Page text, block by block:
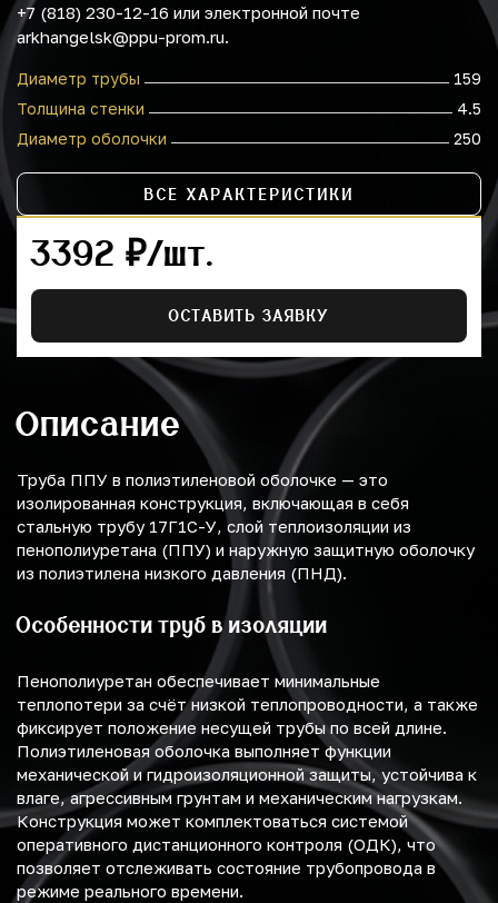
+7 (818) 230-12-16 или электронной почте
arkhangelsk@ppu-prom.ru.
Диаметр трубы
159
Толщина стенки
4.5
Диаметр оболочки
250
ВСЕ ХАРАКТЕРИСТИКИ
3392 ₽/шт.
ОСТАВИТЬ ЗАЯВКУ
Описание
Труба ППУ в полиэтиленовой оболочке — это
изолированная конструкция, включающая в себя
стальную трубу 17Г1С-У, слой теплоизоляции из
пенополиуретана (ППУ) и наружную защитную оболочку
из полиэтилена низкого давления (ПНД).
Особенности труб в изоляции
Пенополиуретан обеспечивает минимальные
теплопотери за счёт низкой теплопроводности, а также
фиксирует положение несущей трубы по всей длине.
Полиэтиленовая оболочка выполняет функции
механической и гидроизоляционной защиты, устойчива к
влаге, агрессивным грунтам и механическим нагрузкам.
Конструкция может комплектоваться системой
оперативного дистанционного контроля (ОДК), что
позволяет отслеживать состояние трубопровода в
режиме реального времени.